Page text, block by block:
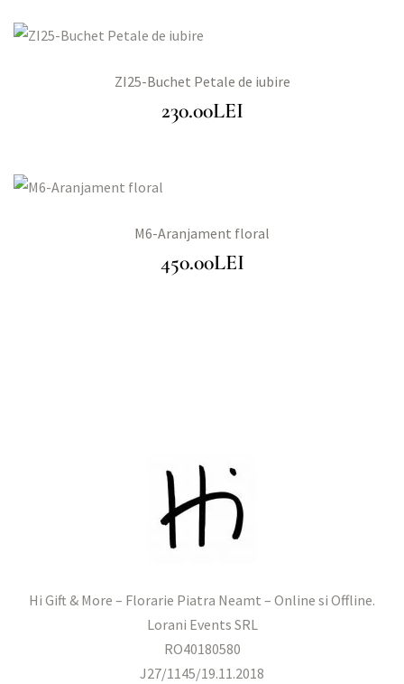
ZI25-Buchet Petale de iubire
230.00LEI
M6-Aranjament floral
450.00LEI
Hi Gift & More – Florarie Piatra Neamt – Online si Offline.
Lorani Events SRL
RO40180580
J27/1145/19.11.2018